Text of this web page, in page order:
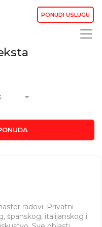
PONUDI USLUGU
radovi. Privatni
španskog, italijanskog i